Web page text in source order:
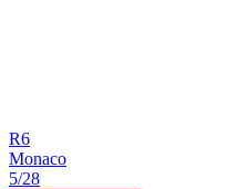
R6
Monaco
5/28